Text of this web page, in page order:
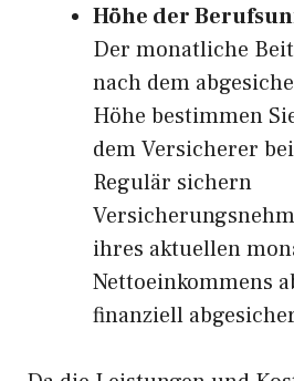
Höhe der
Der monatliche
nach dem
Höhe bestimmen
dem Versicherer
Regulär sichern
ihres aktuellen
Nettoeinkommens
finanziell